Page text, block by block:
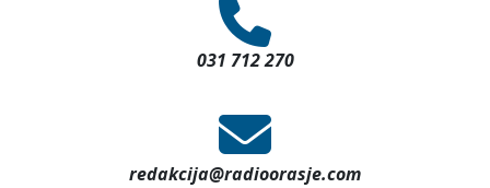
031 712 270
redakcija@radioorasje.com